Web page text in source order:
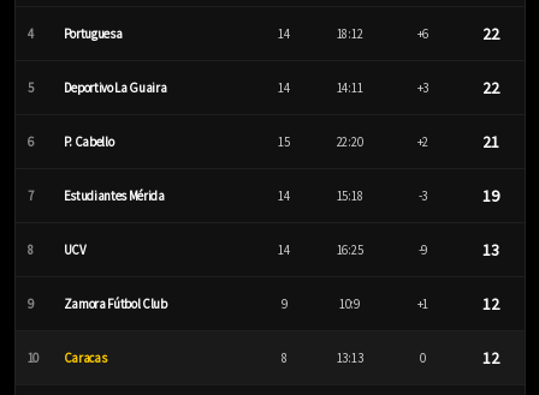
4 Portuguesa 14 18:12 +6 22
5 Deportivo La Guaira 14 14:11 +3 22
6 P. Cabello 15 22:20 +2 21
7 Estudiantes Mérida 14 15:18 -3 19
8 UCV 14 16:25 -9 13
9 Zamora Fútbol Club 9 10:9 +1 12
10 Caracas 8 13:13 0 12